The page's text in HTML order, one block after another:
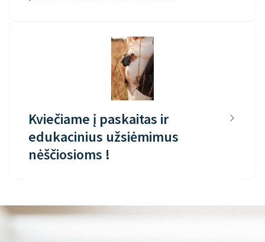
Kviečiame į paskaitas ir
edukacinius užsiėmimus
nėščiosioms !